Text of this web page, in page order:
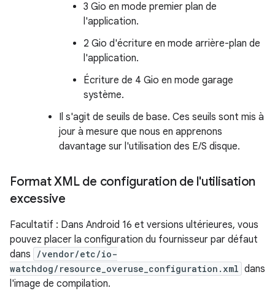
3 Gio en mode premier plan de
l'application.
2 Gio d'écriture en mode arrière-plan de
l'application.
Écriture de 4 Gio en mode garage
système.
Il s'agit de seuils de base. Ces seuils sont mis à
jour à mesure que nous en apprenons
davantage sur l'utilisation des E/S disque.
Format XML de configuration de l'utilisation
excessive
Facultatif : Dans Android 16 et versions ultérieures, vous
pouvez placer la configuration du fournisseur par défaut
dans
/vendor/etc/io-
watchdog/resource_overuse_configuration.xml dans
l'image de compilation.